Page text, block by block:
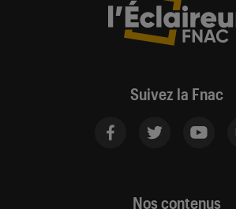
Suivez la Fnac
Nos contenus